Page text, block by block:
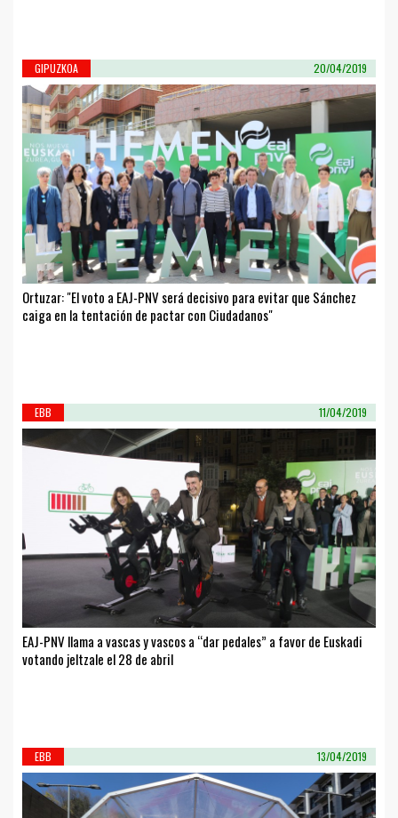
GIPUZKOA 20/04/2019
Ortuzar: "El voto a EAJ-PNV será decisivo para evitar que Sánchez
caiga en la tentación de pactar con Ciudadanos"
EBB 11/04/2019
EAJ-PNV llama a vascas y vascos a “dar pedales” a favor de Euskadi
votando jeltzale el 28 de abril
EBB 13/04/2019